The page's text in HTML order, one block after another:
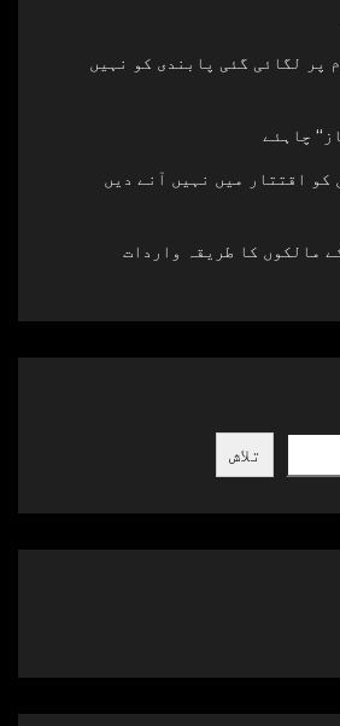
پر لگائی گئی پابندی کو نہیں
چاہئے​
کو اقتتار میں نہیں آنے دیں
مالکوں کا طریقہ واردات
تلاش